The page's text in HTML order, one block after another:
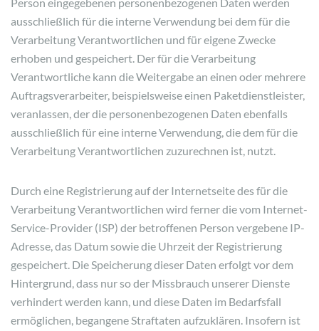
ausschließlich für die interne Verwendung bei dem für die
Verarbeitung Verantwortlichen und für eigene Zwecke
erhoben und gespeichert. Der für die Verarbeitung
Verantwortliche kann die Weitergabe an einen oder mehrere
Auftragsverarbeiter, beispielsweise einen Paketdienstleister,
veranlassen, der die personenbezogenen Daten ebenfalls
ausschließlich für eine interne Verwendung, die dem für die
Verarbeitung Verantwortlichen zuzurechnen ist, nutzt.
Durch eine Registrierung auf der Internetseite des für die
Verarbeitung Verantwortlichen wird ferner die vom Internet-
Service-Provider (ISP) der betroffenen Person vergebene IP-
Adresse, das Datum sowie die Uhrzeit der Registrierung
gespeichert. Die Speicherung dieser Daten erfolgt vor dem
Hintergrund, dass nur so der Missbrauch unserer Dienste
verhindert werden kann, und diese Daten im Bedarfsfall
ermöglichen, begangene Straftaten aufzuklären. Insofern ist